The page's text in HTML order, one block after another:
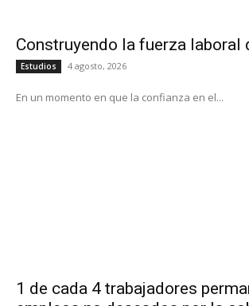
Construyendo la fuerza laboral
Estudios 4 agosto, 2026
En un momento en que la confianza en el...
1 de cada 4 trabajadores